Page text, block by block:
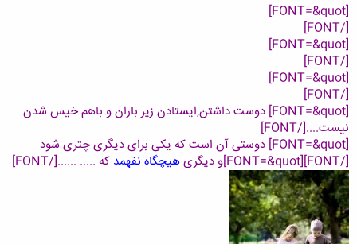
[FONT=&quot]
[/FONT]
[FONT=&quot]
[/FONT]
[FONT=&quot]
[/FONT]
[FONT=&quot] دوست داشتن,ایستادن زیر باران و باهم خیس شدن
نیست....[/FONT]
[FONT=&quot] دوستی آن است که یکی برای دیگری چتری شود
[/FONT]
[FONT=&quot]و دیگری هیچگاه نفهمد که ..... ......[/FONT]